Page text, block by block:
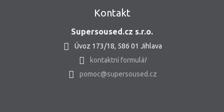
Kontakt
Supersoused.cz s.r.o.
Úvoz 173/18, 586 01 Jihlava
kontaktní formulář
pomoc@supersoused.cz